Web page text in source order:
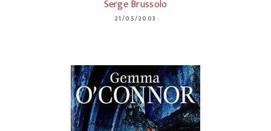
Serge Brussolo
21/05/2003